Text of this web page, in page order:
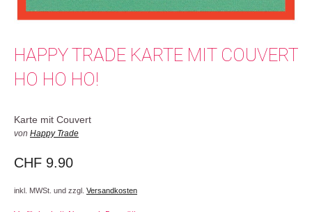
HAPPY TRADE KARTE MIT COUVERT
HO HO HO!
Karte mit Couvert
von Happy Trade
CHF 9.90
inkl. MWSt. und zzgl. Versandkosten